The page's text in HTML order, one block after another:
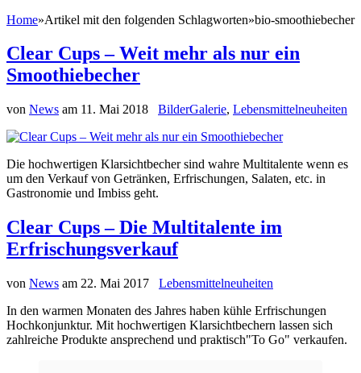
Home»Artikel mit den folgenden Schlagworten»bio-smoothiebecher
Clear Cups – Weit mehr als nur ein
Smoothiebecher
von News am 11. Mai 2018 BilderGalerie, Lebensmittelneuheiten
Die hochwertigen Klarsichtbecher sind wahre Multitalente wenn es
um den Verkauf von Getränken, Erfrischungen, Salaten, etc. in
Gastronomie und Imbiss geht.
Clear Cups – Die Multitalente im
Erfrischungsverkauf
von News am 22. Mai 2017
Lebensmittelneuheiten
In den warmen Monaten des Jahres haben kühle Erfrischungen
Hochkonjunktur. Mit hochwertigen Klarsichtbechern lassen sich
zahlreiche Produkte ansprechend und praktisch"To Go" verkaufen.